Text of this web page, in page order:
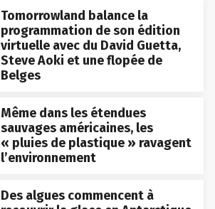
Tomorrowland balance la
programmation de son édition
virtuelle avec du David Guetta,
Steve Aoki et une flopée de
Belges
Même dans les étendues
sauvages américaines, les
« pluies de plastique » ravagent
l’environnement
Des algues commencent à